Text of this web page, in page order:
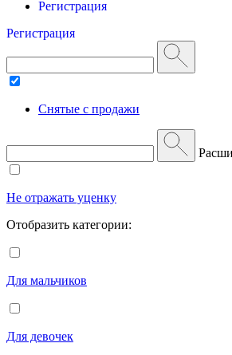
Регистрация
Регистрация
Снятые с продажи
Не отражать уценку
Отобразить категории:
Для мальчиков
Для девочек